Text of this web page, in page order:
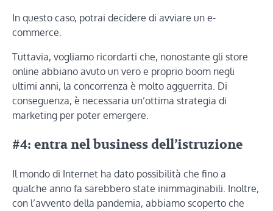
In questo caso, potrai decidere di avviare un e-
commerce.
Tuttavia, vogliamo ricordarti che, nonostante gli store
online abbiano avuto un vero e proprio boom negli
ultimi anni, la concorrenza è molto agguerrita. Di
conseguenza, è necessaria un’ottima strategia di
marketing per poter emergere.
#4: entra nel business dell’istruzione
Il mondo di Internet ha dato possibilità che fino a
qualche anno fa sarebbero state inimmaginabili. Inoltre,
con l’avvento della pandemia, abbiamo scoperto che